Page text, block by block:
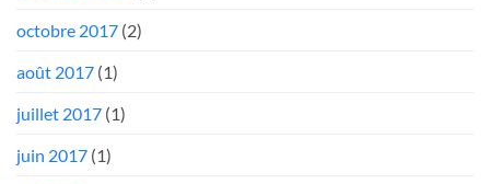
octobre 2017 (2)
août 2017 (1)
juillet 2017 (1)
juin 2017 (1)